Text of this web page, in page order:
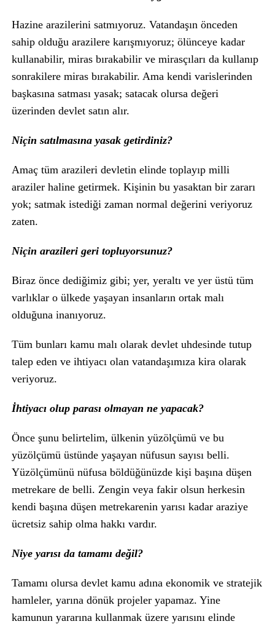
Hazine arazilerini satmıyoruz. Vatandaşın önceden
sahip olduğu arazilere karışmıyoruz; ölünceye kadar
kullanabilir, miras bırakabilir ve mirasçıları da kullanıp
sonrakilere miras bırakabilir. Ama kendi varislerinden
başkasına satması yasak; satacak olursa değeri
üzerinden devlet satın alır.
Niçin satılmasına yasak getirdiniz?
Amaç tüm arazileri devletin elinde toplayıp milli
araziler haline getirmek. Kişinin bu yasaktan bir zararı
yok; satmak istediği zaman normal değerini veriyoruz
zaten.
Niçin arazileri geri topluyorsunuz?
Biraz önce dediğimiz gibi; yer, yeraltı ve yer üstü tüm
varlıklar o ülkede yaşayan insanların ortak malı
olduğuna inanıyoruz.
Tüm bunları kamu malı olarak devlet uhdesinde tutup
talep eden ve ihtiyacı olan vatandaşımıza kira olarak
veriyoruz.
İhtiyacı olup parası olmayan ne yapacak?
Önce şunu belirtelim, ülkenin yüzölçümü ve bu
yüzölçümü üstünde yaşayan nüfusun sayısı belli.
Yüzölçümünü nüfusa böldüğünüzde kişi başına düşen
metrekare de belli. Zengin veya fakir olsun herkesin
kendi başına düşen metrekarenin yarısı kadar araziye
ücretsiz sahip olma hakkı vardır.
Niye yarısı da tamamı değil?
Tamamı olursa devlet kamu adına ekonomik ve stratejik
hamleler, yarına dönük projeler yapamaz. Yine
kamunun yararına kullanmak üzere yarısını elinde